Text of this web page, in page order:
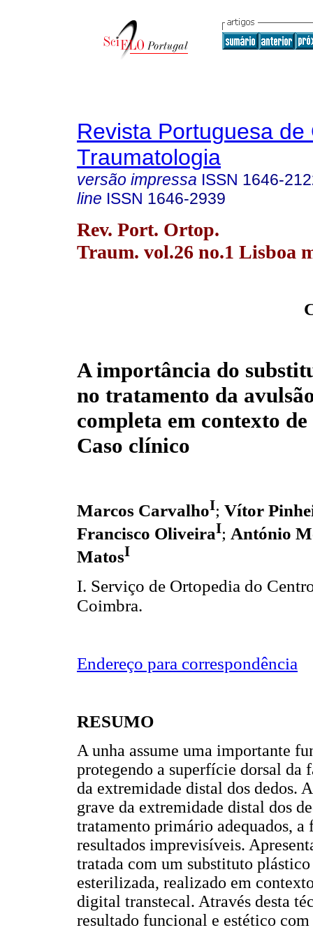
Revista Portuguesa de
Traumatologia
versão impressa ISSN 1646-
line ISSN 1646-2939
Rev. Port. Ortop.
Traum. vol.26 no.1 Lisboa
A importância do
no tratamento da
completa em contexto
Caso clínico
Marcos CarvalhoI; Vítor
Francisco OliveiraI; António
MatosI
I. Serviço de Ortopedia do
Coimbra.
Endereço para correspondência
RESUMO
A unha assume uma importante
protegendo a superfície dorsal da
da extremidade distal dos dedos.
grave da extremidade distal dos
tratamento primário adequados, a
resultados imprevisíveis.
tratada com um substituto
esterilizada, realizado em
digital transtecal. Através desta
resultado funcional e estético